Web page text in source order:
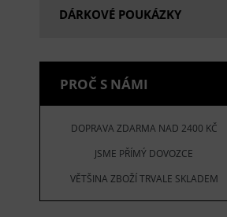
DÁRKOVÉ POUKÁZKY
PROČ S NÁMI
DOPRAVA ZDARMA NAD 2400 KČ
JSME PŘÍMÝ DOVOZCE
VĚTŠINA ZBOŽÍ TRVALE SKLADEM